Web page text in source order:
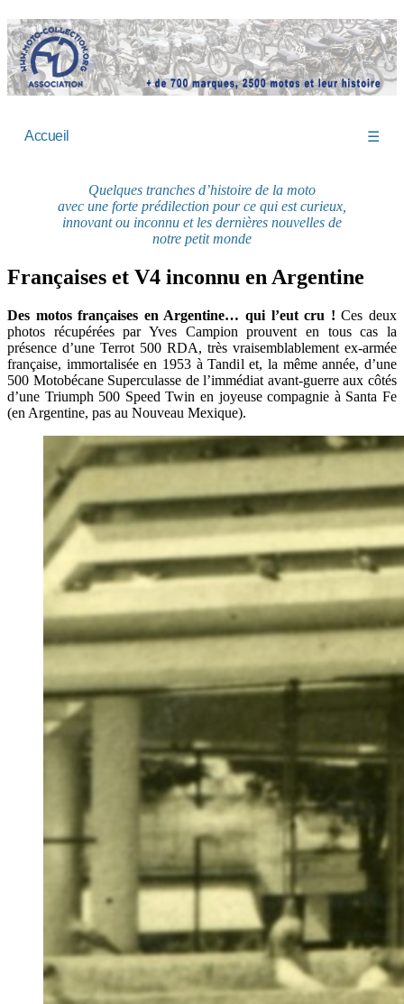
Accueil ☰
Quelques tranches d’histoire de la moto
avec une forte prédilection pour ce qui est curieux,
innovant ou inconnu et les dernières nouvelles de
notre petit monde
Françaises et V4 inconnu en Argentine
Des motos françaises en Argentine… qui l’eut cru ! Ces deux
photos récupérées par Yves Campion prouvent en tous cas la
présence d’une Terrot 500 RDA, très vraisemblablement ex-armée
française, immortalisée en 1953 à Tandil et, la même année, d’une
500 Motobécane Superculasse de l’immédiat avant-guerre aux côtés
d’une Triumph 500 Speed Twin en joyeuse compagnie à Santa Fe
(en Argentine, pas au Nouveau Mexique).